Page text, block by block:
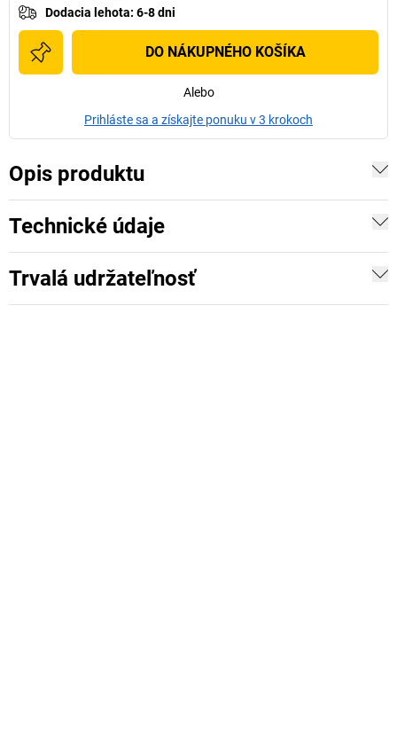
Dodacia lehota: 6-8 dni
DO NÁKUPNÉHO KOŠÍKA
Alebo
Prihláste sa a získajte ponuku v 3 krokoch
Opis produktu
Technické údaje
Trvalá udržateľnosť